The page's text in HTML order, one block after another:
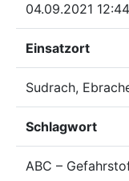
04.09.2021
Einsatzort
Sudrach,
Schlagwort
ABC –